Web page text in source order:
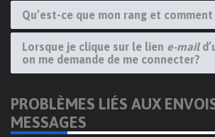
Qu’est-ce que mon rang et
Lorsque je clique sur le lien e-mail
on me demande de me connecter?
PROBLÈMES LIÉS AUX
MESSAGES